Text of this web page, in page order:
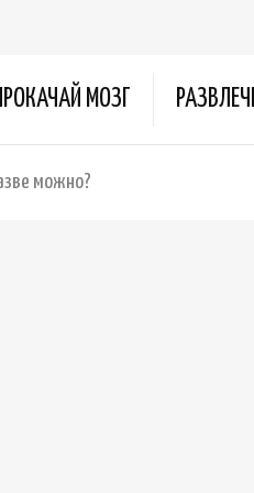
ПРОКАЧАЙ МОЗГ
можно?